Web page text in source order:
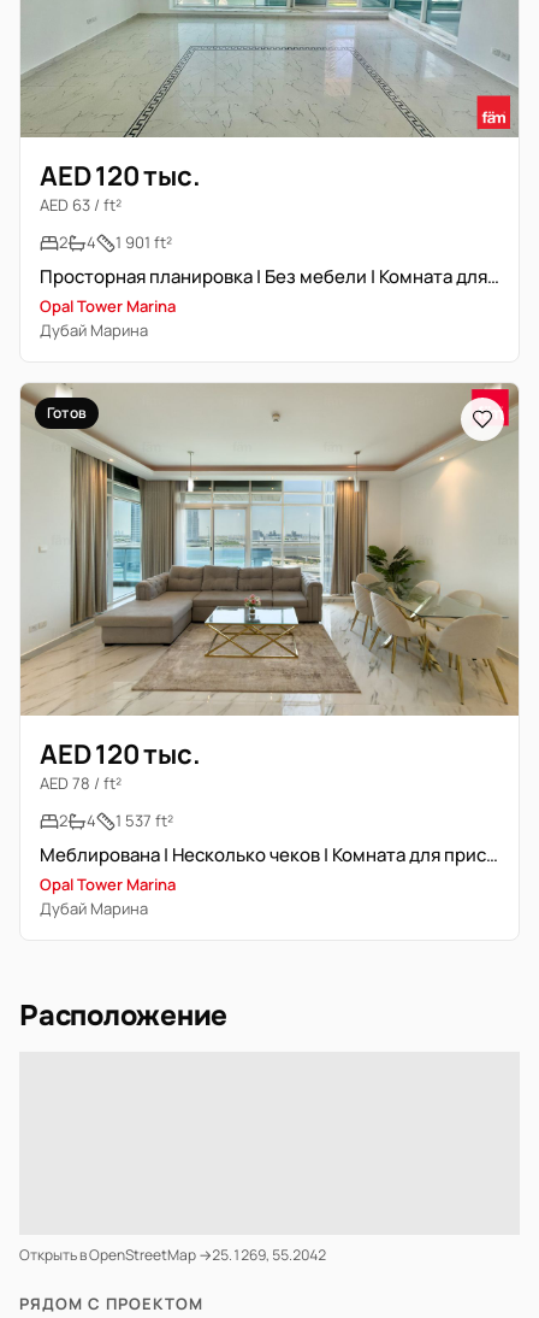
AED 120 тыс.
AED 63 / ft²
2
4 1 901 ft²
Просторная планировка | Без мебели | Комната для прислуги | Вид на марину
Opal Tower Marina
Дубай Марина
Готов
AED 120 тыс.
AED 78 / ft²
2
4 1 537 ft²
Меблирована | Несколько чеков | Комната для прислуги
Opal Tower Marina
Дубай Марина
Расположение
Открыть в OpenStreetMap →25.1269, 55.2042
РЯДОМ С ПРОЕКТОМ